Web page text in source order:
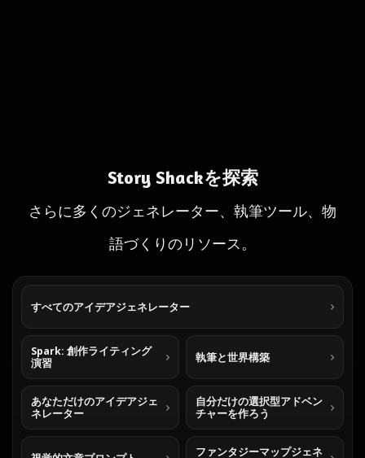
Story Shackを探索
さらに多くのジェネレーター、執筆ツール、物
語づくりのリソース。
すべてのアイデアジェネレーター
Spark: 創作ライティング
演習
執筆と世界構築
あなただけのアイデアジェ
ネレーター
自分だけの選択型アドベン
チャーを作ろう
ファンタジーマップジェネ